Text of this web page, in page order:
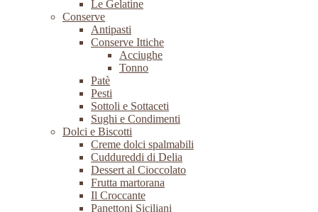
Le Gelatine
Conserve
Antipasti
Conserve Ittiche
Acciughe
Tonno
Patè
Pesti
Sottoli e Sottaceti
Sughi e Condimenti
Dolci e Biscotti
Creme dolci spalmabili
Cuddureddi di Delia
Dessert al Cioccolato
Frutta martorana
Il Croccante
Panettoni Siciliani